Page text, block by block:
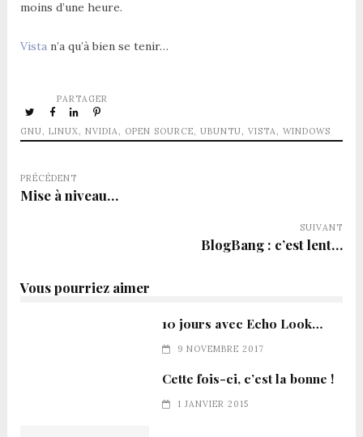
moins d’une heure.
Vistan’a qu’à bien se tenir…
GNU, LINUX, NVIDIA, OPEN SOURCE, UBUNTU, VISTA, WINDOWS
PARTAGER
PRÉCÉDENT
Mise à niveau…
SUIVANT
BlogBang : c’est lent…
Vous pourriez aimer
10 jours avec Echo Look…
9 NOVEMBRE 2017
Cette fois-ci, c’est la bonne !
1 JANVIER 2015